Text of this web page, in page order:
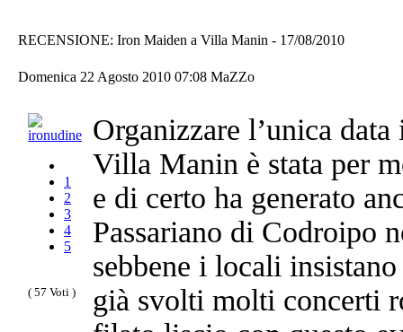
RECENSIONE: Iron Maiden a Villa Manin - 17/08/2010
Domenica 22 Agosto 2010 07:08 MaZZo
1
2
3
4
5
( 57 Voti )
Organizzare l’unica
Villa Manin è stata per
e di certo ha generato
Passariano di Codroipo
sebbene i locali
già svolti molti concerti